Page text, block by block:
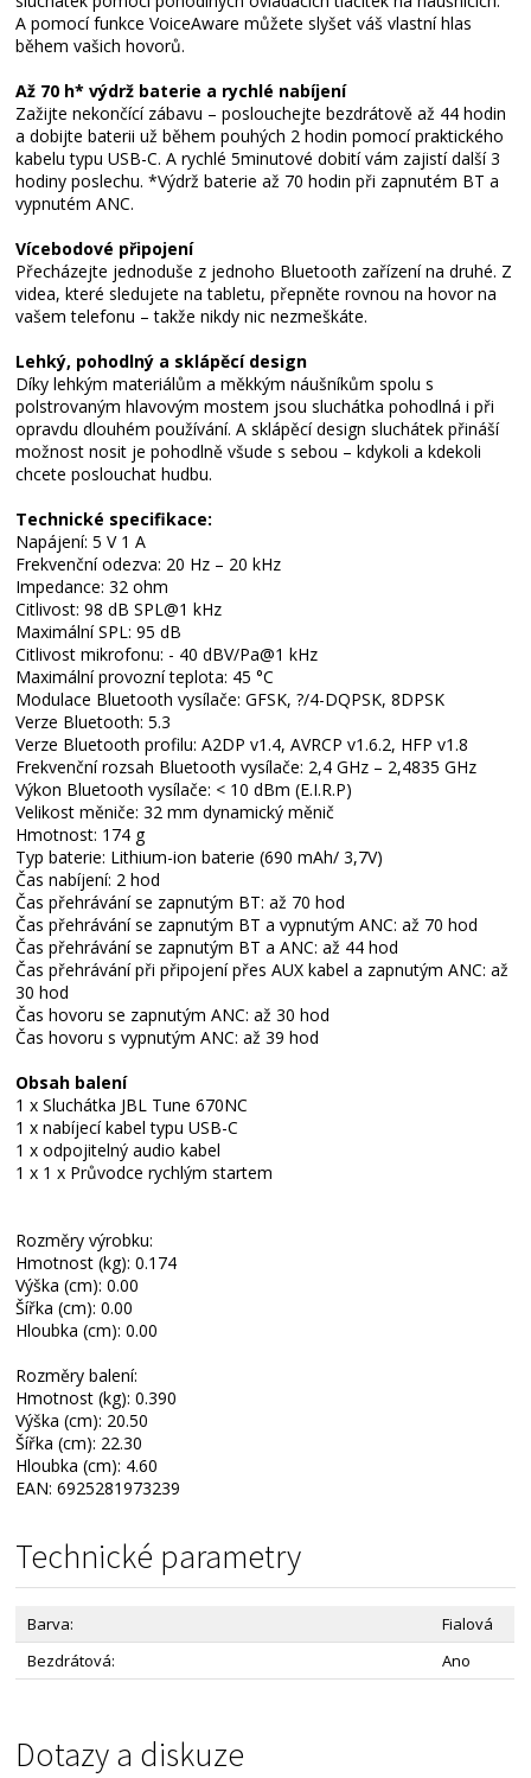
A pomocí funkce VoiceAware můžete slyšet váš vlastní hlas
během vašich hovorů.
Až 70 h* výdrž baterie a rychlé nabíjení
Zažijte nekončící zábavu – poslouchejte bezdrátově až 44 hodin
a dobijte baterii už během pouhých 2 hodin pomocí praktického
kabelu typu USB-C. A rychlé 5minutové dobití vám zajistí další 3
hodiny poslechu. *Výdrž baterie až 70 hodin při zapnutém BT a
vypnutém ANC.
Vícebodové připojení
Přecházejte jednoduše z jednoho Bluetooth zařízení na druhé. Z
videa, které sledujete na tabletu, přepněte rovnou na hovor na
vašem telefonu – takže nikdy nic nezmeškáte.
Lehký, pohodlný a sklápěcí design
Díky lehkým materiálům a měkkým náušníkům spolu s
polstrovaným hlavovým mostem jsou sluchátka pohodlná i při
opravdu dlouhém používání. A sklápěcí design sluchátek přináší
možnost nosit je pohodlně všude s sebou – kdykoli a kdekoli
chcete poslouchat hudbu.
Technické specifikace:
Napájení: 5 V 1 A
Frekvenční odezva: 20 Hz – 20 kHz
Impedance: 32 ohm
Citlivost: 98 dB SPL@1 kHz
Maximální SPL: 95 dB
Citlivost mikrofonu: - 40 dBV/Pa@1 kHz
Maximální provozní teplota: 45 °C
Modulace Bluetooth vysílače: GFSK, ?/4-DQPSK, 8DPSK
Verze Bluetooth: 5.3
Verze Bluetooth profilu: A2DP v1.4, AVRCP v1.6.2, HFP v1.8
Frekvenční rozsah Bluetooth vysílače: 2,4 GHz – 2,4835 GHz
Výkon Bluetooth vysílače: < 10 dBm (E.I.R.P)
Velikost měniče: 32 mm dynamický měnič
Hmotnost: 174 g
Typ baterie: Lithium-ion baterie (690 mAh/ 3,7V)
Čas nabíjení: 2 hod
Čas přehrávání se zapnutým BT: až 70 hod
Čas přehrávání se zapnutým BT a vypnutým ANC: až 70 hod
Čas přehrávání se zapnutým BT a ANC: až 44 hod
Čas přehrávání při připojení přes AUX kabel a zapnutým ANC: až
30 hod
Čas hovoru se zapnutým ANC: až 30 hod
Čas hovoru s vypnutým ANC: až 39 hod
Obsah balení
1 x Sluchátka JBL Tune 670NC
1 x nabíjecí kabel typu USB-C
1 x odpojitelný audio kabel
1 x 1 x Průvodce rychlým startem
Rozměry výrobku:
Hmotnost (kg): 0.174
Výška (cm): 0.00
Šířka (cm): 0.00
Hloubka (cm): 0.00
Rozměry balení:
Hmotnost (kg): 0.390
Výška (cm): 20.50
Šířka (cm): 22.30
Hloubka (cm): 4.60
EAN: 6925281973239
Technické parametry
Barva:
Fialová
Bezdrátová:
Ano
Dotazy a diskuze